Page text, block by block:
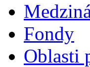
Fondy
Oblasti